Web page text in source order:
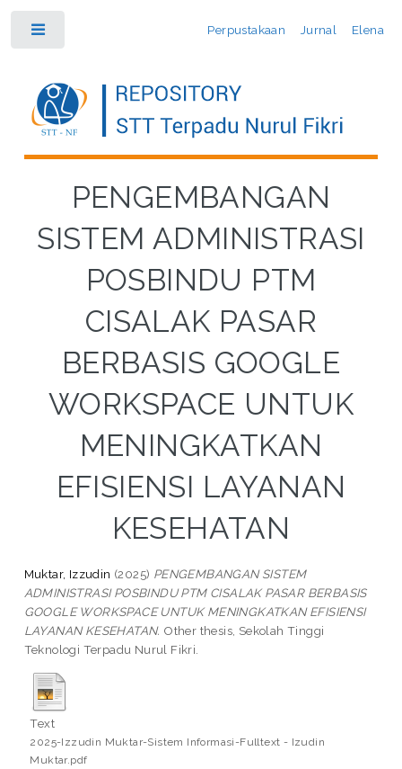
Perpustakaan Jurnal Elena
PENGEMBANGAN
SISTEM ADMINISTRASI
POSBINDU PTM
CISALAK PASAR
BERBASIS GOOGLE
WORKSPACE UNTUK
MENINGKATKAN
EFISIENSI LAYANAN
KESEHATAN
Muktar, Izzudin (2025) PENGEMBANGAN SISTEM
ADMINISTRASI POSBINDU PTM CISALAK PASAR BERBASIS
GOOGLE WORKSPACE UNTUK MENINGKATKAN EFISIENSI
LAYANAN KESEHATAN. Other thesis, Sekolah Tinggi
Teknologi Terpadu Nurul Fikri.
Text
2025-Izzudin Muktar-Sistem Informasi-Fulltext - Izudin
Muktar.pdf